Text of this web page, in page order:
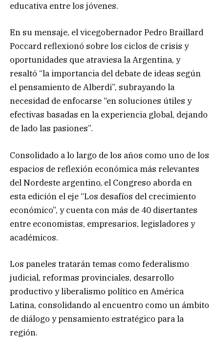
educativa entre los jóvenes.
En su mensaje, el vicegobernador Pedro Braillard
Poccard reflexionó sobre los ciclos de crisis y
oportunidades que atraviesa la Argentina, y
resaltó “la importancia del debate de ideas según
el pensamiento de Alberdi”, subrayando la
necesidad de enfocarse “en soluciones útiles y
efectivas basadas en la experiencia global, dejando
de lado las pasiones”.
Consolidado a lo largo de los años como uno de los
espacios de reflexión económica más relevantes
del Nordeste argentino, el Congreso aborda en
esta edición el eje “Los desafíos del crecimiento
económico”, y cuenta con más de 40 disertantes
entre economistas, empresarios, legisladores y
académicos.
Los paneles tratarán temas como federalismo
judicial, reformas provinciales, desarrollo
productivo y liberalismo político en América
Latina, consolidando al encuentro como un ámbito
de diálogo y pensamiento estratégico para la
región.